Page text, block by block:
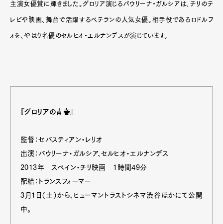
主演女優賞に輝きました。グロリア演じるパウリーナ・ガルシアは、チリのテ
レビや映画、舞台で活躍するベテランの人気女優。相手役であるロドルフ
ォを、やはり名優のセルヒオ・エルナンデスが演じています。
『グロリアの青春』
監督：セバスティアン・レリオ
出演：バウリーナ・ガルシア、セルヒオ・エルナンデス
2013年 スペイン・チリ映画 1時間49分
配給：トランスフォーマー
3月1日（土）から、ヒューマントラストシネマ渋谷ほかにて公開
中。